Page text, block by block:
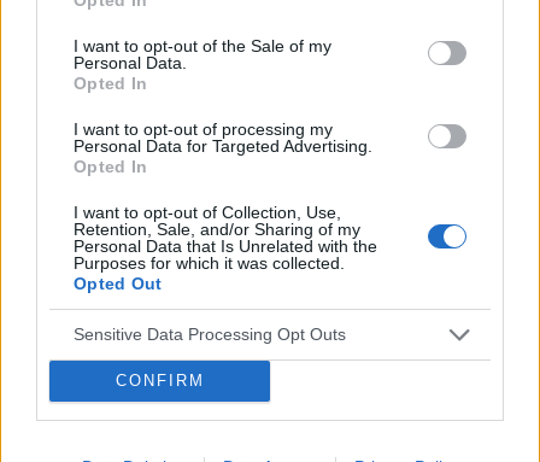
I want to opt-out of the Sale of my
Personal Data.
Opted In
I want to opt-out of processing my
Personal Data for Targeted Advertising.
Opted In
I want to opt-out of Collection, Use,
Retention, Sale, and/or Sharing of my
Personal Data that Is Unrelated with the
Purposes for which it was collected.
Opted Out
Sensitive Data Processing Opt Outs
CONFIRM
miesiączki (karmię piersią) ale to nie było
typowe jak na okres. Przypominało to bardziej
takie plamienie i to nie żywą różową Kris ze
śluzem lecz czarnobrązowy śluz który jednego
dnia był a na drugi dzień było czysto. I robi się
mi tak co 2 tyg raz trwa 3 dni a raz 6 jak przy
miesiączce. Czy to normalne ?
Forum:Ginekologia - forum dla rodziny i
xyz2345
Krostka na wardze sromowej
mniejszej, w dotyku jest to mała kulka która boli
gdy się dotyka. Co to może być ? Czy to źle
wygląda?
Forum:Ginekologia - forum dla rodziny i
pacjentki